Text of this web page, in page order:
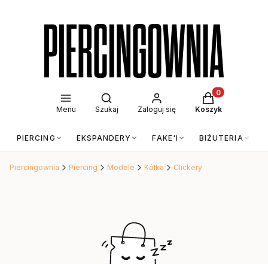
Menu
Otwórz wyszukiwarkę
Szukaj Zaloguj się
Produkty w
Koszyk
PIERCING EKSPANDERY FAKE'I BIŻUTERIA
Piercingownia Piercing Modele Kółka Clickery